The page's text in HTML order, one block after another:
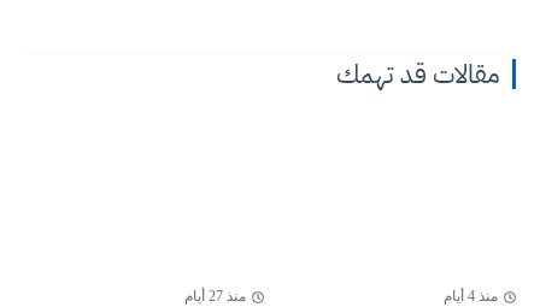
مقالات قد تهمك
منذ 4 أيام منذ 27 أيام